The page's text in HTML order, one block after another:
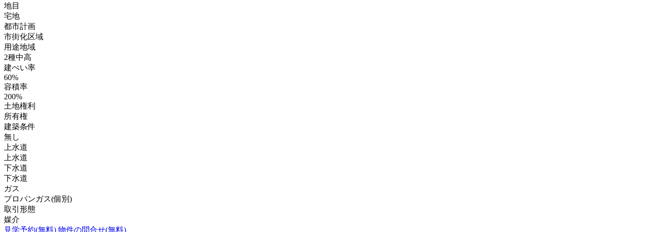
地目
宅地
都市計画
市街化区域
用途地域
2種中高
建ぺい率
60%
容積率
200%
土地権利
所有権
建築条件
無し
上水道
上水道
下水道
下水道
ガス
プロパンガス(個別)
取引形態
媒介
見学予約(無料) 物件の問合せ(無料)